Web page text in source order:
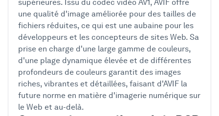
supérieures. Issu du codec vidéo AV1, AVIF offre
une qualité d'image améliorée pour des tailles de
fichiers réduites, ce qui est une aubaine pour les
développeurs et les concepteurs de sites Web. Sa
prise en charge d'une large gamme de couleurs,
d'une plage dynamique élevée et de différentes
profondeurs de couleurs garantit des images
riches, vibrantes et détaillées, faisant d'AVIF la
future norme en matière d'imagerie numérique sur
le Web et au-delà.